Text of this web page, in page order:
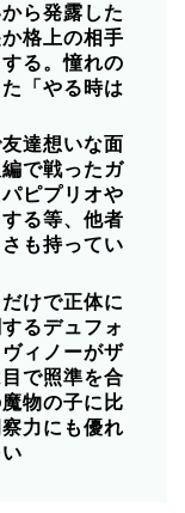
ら発露した
格上の相手
る。憧れの
「やる時は
達想いな面
で戦ったガ
ピプリオや
る等、他者
も持ってい
けで正体に
るデュフォ
ィノーがザ
で照準を合
物の子に比
力にも優れ